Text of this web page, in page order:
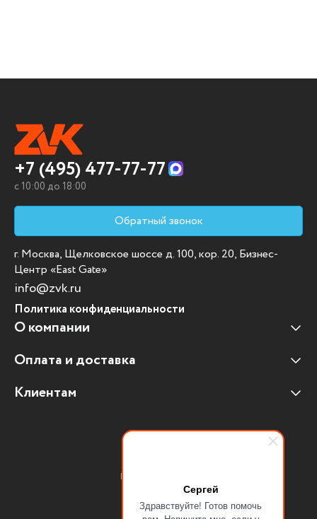
Сергей
Здравствуйте! Готов помочь
+7 (495) 477-77-77
c 10:00 до 18:00
Обратный звонок
г. Москва, Щелковское шоссе д. 100, кор. 20, Бизнес-
Центр «East Gate»
info@zvk.ru
Политика конфиденциальности
О компании
Наши клиенты
Отзывы клиентов
Оплата и доставка
Оплата и доставка
Клиентам
Мультимедийное оборудование
Присоединяйтесь: